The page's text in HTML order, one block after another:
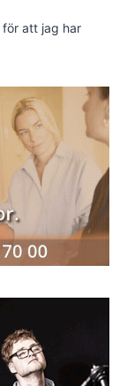
att jag har